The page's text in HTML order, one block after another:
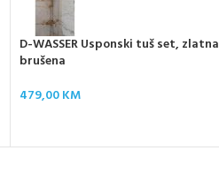
D-WASSER Usponski tuš set, zlatna
brušena
479,00KM